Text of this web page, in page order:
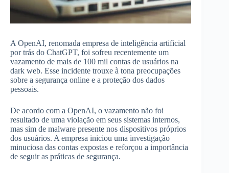
A OpenAI, renomada empresa de inteligência artificial
por trás do ChatGPT, foi sofreu recentemente um
vazamento de mais de 100 mil contas de usuários na
dark web. Esse incidente trouxe à tona preocupações
sobre a segurança online e a proteção dos dados
pessoais.
De acordo com a OpenAI, o vazamento não foi
resultado de uma violação em seus sistemas internos,
mas sim de malware presente nos dispositivos próprios
dos usuários. A empresa iniciou uma investigação
minuciosa das contas expostas e reforçou a importância
de seguir as práticas de segurança.